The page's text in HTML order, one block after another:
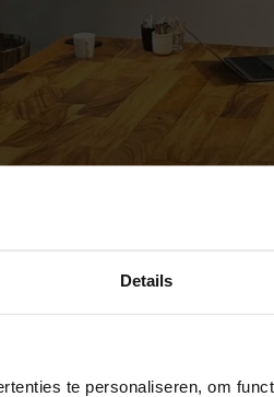
Details
te personaliseren, om